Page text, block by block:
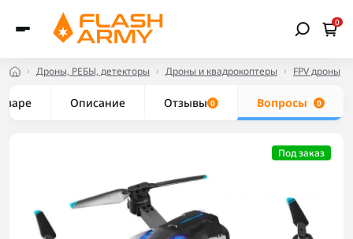
0
Дроны, РЕБЫ, детекторы Дроны и квадрокоптеры FPV дроны
Описание Отзывы 0 Вопросы 0
Под заказ